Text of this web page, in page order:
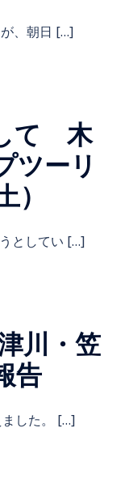
、朝日 […]
て 木
ツーリ
としてい […]
川・笠
告
ました。 […]